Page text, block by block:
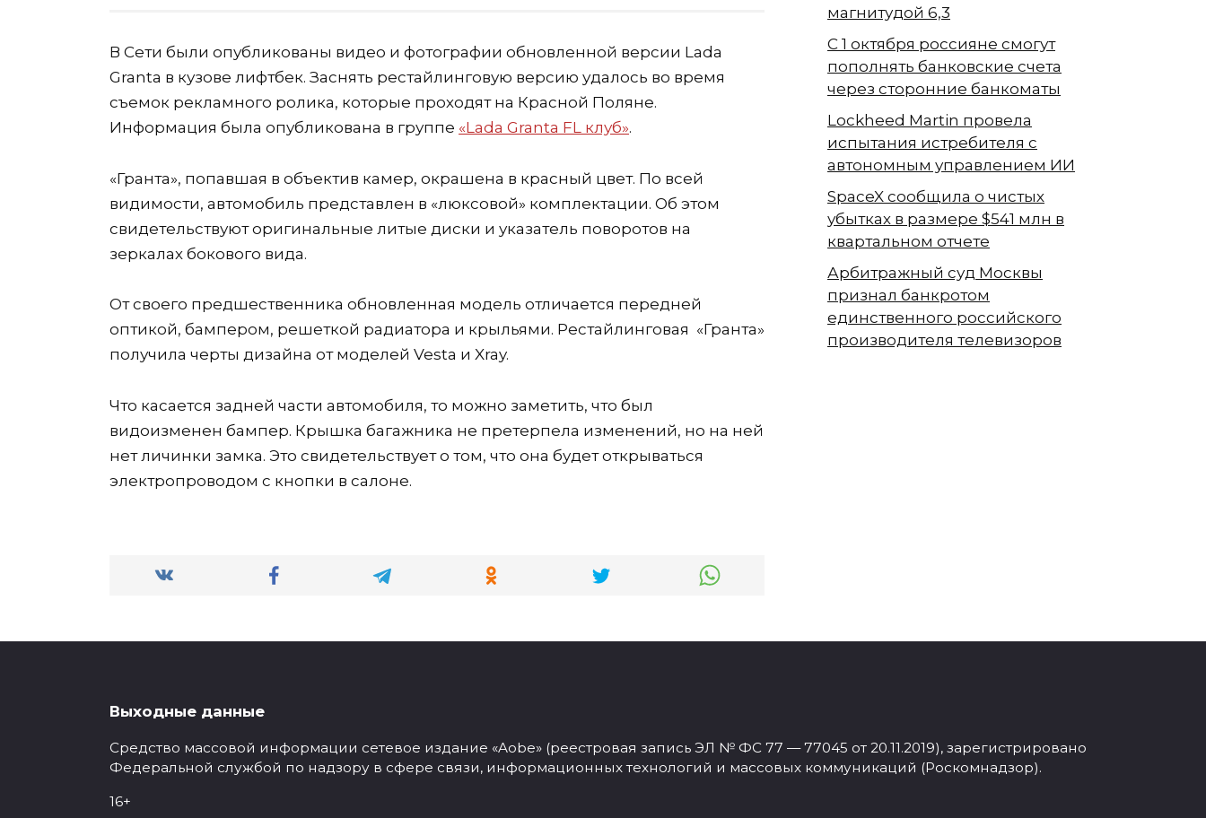
В Сети были опубликованы видео и фотографии обновленной версии Lada
Granta в кузове лифтбек. Заснять рестайлинговую версию удалось во время
съемок рекламного ролика, которые проходят на Красной Поляне.
Информация была опубликована в группе «Lada Granta FL клуб».
«Гранта», попавшая в объектив камер, окрашена в красный цвет. По всей
видимости, автомобиль представлен в «люксовой» комплектации. Об этом
свидетельствуют оригинальные литые диски и указатель поворотов на
зеркалах бокового вида.
От своего предшественника обновленная модель отличается передней
оптикой, бампером, решеткой радиатора и крыльями. Рестайлинговая «Гранта»
получила черты дизайна от моделей Vesta и Xray.
Что касается задней части автомобиля, то можно заметить, что был
видоизменен бампер. Крышка багажника не претерпела изменений, но на ней
нет личинки замка. Это свидетельствует о том, что она будет открываться
электропроводом с кнопки в салоне.
магнитудой 6,3
С 1 октября россияне смогут
пополнять банковские счета
через сторонние банкоматы
Lockheed Martin провела
испытания истребителя с
автономным управлением ИИ
SpaceX сообщила о чистых
убытках в размере $541 млн в
квартальном отчете
Арбитражный суд Москвы
признал банкротом
единственного российского
производителя телевизоров
Выходные данные
Средство массовой информации сетевое издание «Aobe» (реестровая запись ЭЛ № ФС 77 — 77045 от 20.11.2019), зарегистрировано
Федеральной службой по надзору в сфере связи, информационных технологий и массовых коммуникаций (Роскомнадзор).
16+